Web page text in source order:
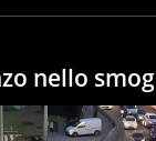
nello smog